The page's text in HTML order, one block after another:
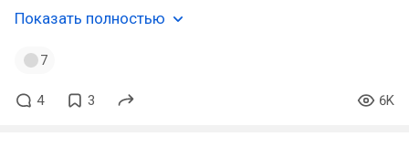
Показать полностью
7
4 3 6K